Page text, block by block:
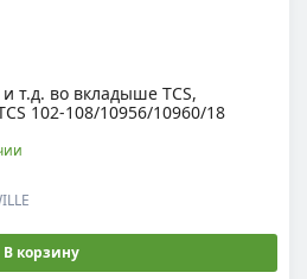
т.д. во вкладыше TCS,
102-108/10956/10960/18
В корзину